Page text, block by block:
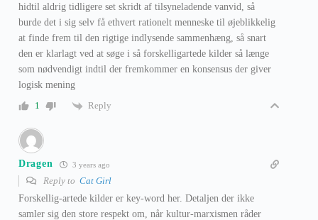
hidtil aldrig tidligere set skridt af tilsyneladende vanvid, så
burde det i sig selv få ethvert rationelt menneske til øjeblikkelig
at finde frem til den rigtige indlysende sammenhæng, så snart
den er klarlagt ved at søge i så forskelligartede kilder så længe
som nødvendigt indtil der fremkommer en konsensus der giver
logisk mening
1
Reply
Dragen 3 years ago
Reply to Cat Girl
Forskellig-artede kilder er key-word her. Detaljen der ikke
samler sig den store respekt om, når kultur-marxismen råder